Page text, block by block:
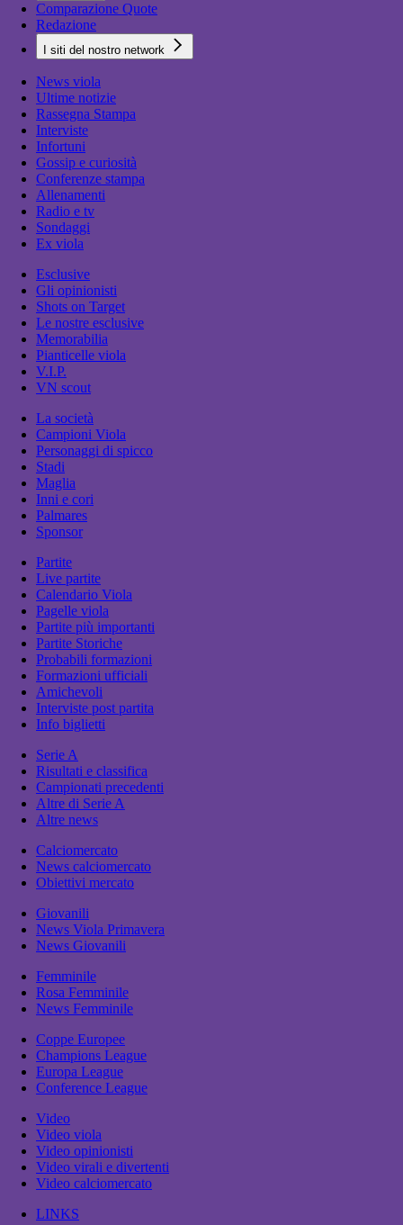
Comparazione Quote
Redazione
I siti del nostro network
News viola
Ultime notizie
Rassegna Stampa
Interviste
Infortuni
Gossip e curiosità
Conferenze stampa
Allenamenti
Radio e tv
Sondaggi
Ex viola
Esclusive
Gli opinionisti
Shots on Target
Le nostre esclusive
Memorabilia
Pianticelle viola
V.I.P.
VN scout
La società
Campioni Viola
Personaggi di spicco
Stadi
Maglia
Inni e cori
Palmares
Sponsor
Partite
Live partite
Calendario Viola
Pagelle viola
Partite più importanti
Partite Storiche
Probabili formazioni
Formazioni ufficiali
Amichevoli
Interviste post partita
Info biglietti
Serie A
Risultati e classifica
Campionati precedenti
Altre di Serie A
Altre news
Calciomercato
News calciomercato
Obiettivi mercato
Giovanili
News Viola Primavera
News Giovanili
Femminile
Rosa Femminile
News Femminile
Coppe Europee
Champions League
Europa League
Conference League
Video
Video viola
Video opinionisti
Video virali e divertenti
Video calciomercato
LINKS